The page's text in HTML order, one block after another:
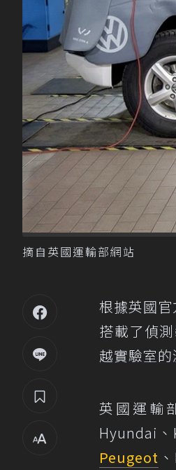
摘自英國運輸部網站
根據英國
搭載了偵
越實驗室的
英國運輸
Hyundai
Peugeot